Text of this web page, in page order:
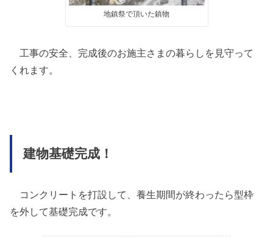
地鎮祭で頂いた鎮物
工事の安全、完成後のお施主さまの暮らしを見守って
くれます。
建物基礎完成！
コンクリートを打設して、養生期間が終わったら型枠
を外して基礎完成です。